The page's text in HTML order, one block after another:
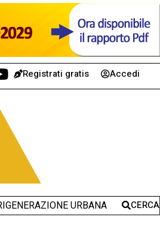
Registrati gratis Accedi
URBANA CERCA